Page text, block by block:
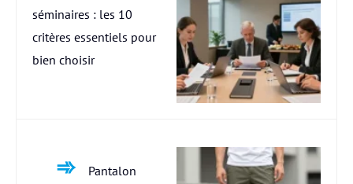
séminaires : les 10
critères essentiels pour
bien choisir
Pantalon